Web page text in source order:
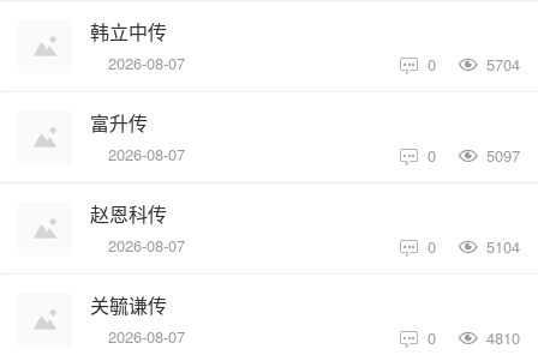
韩立中传
2026-08-07 0  5704
富升传
2026-08-07 0  5097
赵恩科传
2026-08-07 0  5104
关毓谦传
2026-08-07 0  4810